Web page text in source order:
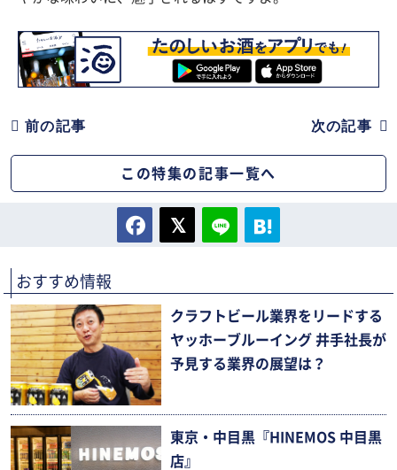
前の記事 次の記事
この特集の記事一覧へ
おすすめ情報
クラフトビール業界をリードする
ヤッホーブルーイング 井手社長が
予見する業界の展望は？
東京・中目黒『HINEMOS 中目黒
店』